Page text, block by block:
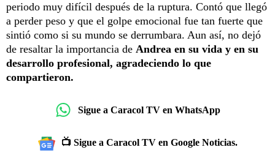
periodo muy difícil después de la ruptura. Contó que llegó
a perder peso y que el golpe emocional fue tan fuerte que
sintió como si su mundo se derrumbara. Aun así, no dejó
de resaltar la importancia de Andrea en su vida y en su
desarrollo profesional, agradeciendo lo que
compartieron.
Sigue a Caracol TV en WhatsApp
📺 Sigue a Caracol TV en Google Noticias.